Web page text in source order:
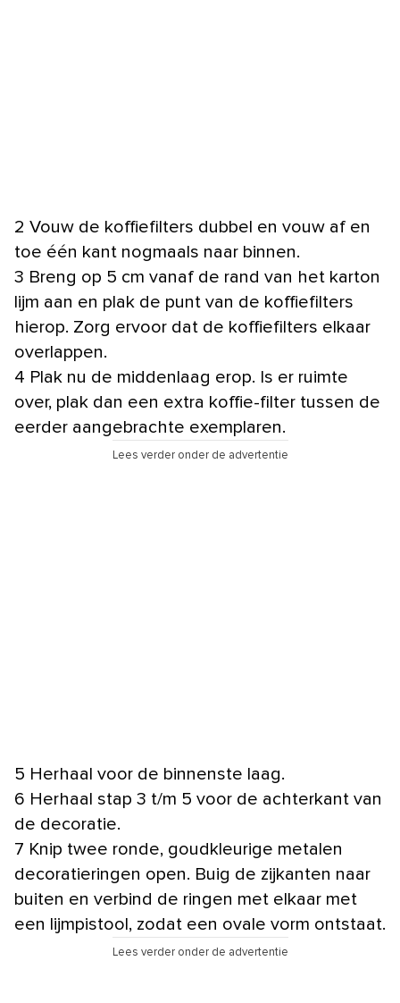
2 Vouw de koffiefilters dubbel en vouw af en
toe één kant nogmaals naar binnen.
3 Breng op 5 cm vanaf de rand van het karton
lijm aan en plak de punt van de koffiefilters
hierop. Zorg ervoor dat de koffiefilters elkaar
overlappen.
4 Plak nu de middenlaag erop. Is er ruimte
over, plak dan een extra koffie-filter tussen de
eerder aangebrachte exemplaren.
Lees verder onder de advertentie
5 Herhaal voor de binnenste laag.
6 Herhaal stap 3 t/m 5 voor de achterkant van
de decoratie.
7 Knip twee ronde, goudkleurige metalen
decoratieringen open. Buig de zijkanten naar
buiten en verbind de ringen met elkaar met
een lijmpistool, zodat een ovale vorm ontstaat.
Lees verder onder de advertentie